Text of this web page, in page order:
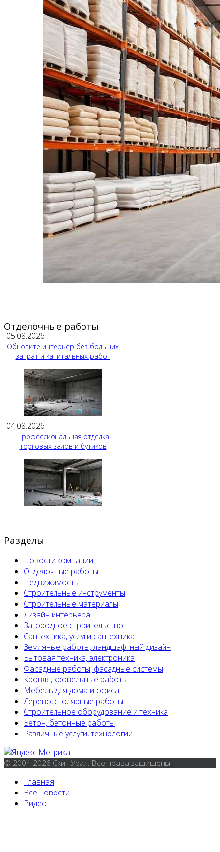
Отделочные работы
05.08.2026
Обновите интерьер без больших
затрат и капитальных работ
04.08.2026
Профессиональная отделка
торговых залов и бутиков
Разделы
Новости компании
Отделочные работы
Недвижимость
Строительные инструменты
Строительные материалы
Дизайн интерьера
Загородное строительство
Сантехника, услуги сантехника
Земляные работы, ландшафтный дизайн
Бытовая техника, электроника
Фасадные работы, фасадные системы
Кровля, кровельные работы
Мебель для дома и офиса
Дерево, столярные работы
Строительное оборудование и техника
Бетон, бетонные работы
Различные услуги, технологии
© 2004-2026 Скит Урал. Все права защищены.
Главная
Все новости
Видео